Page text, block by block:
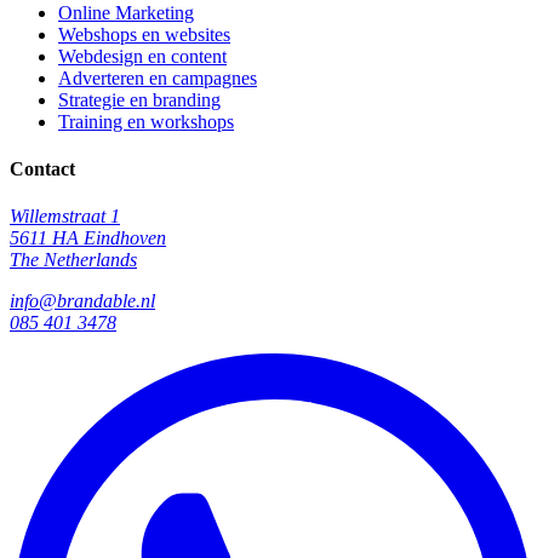
Online Marketing
Webshops en websites
Webdesign en content
Adverteren en campagnes
Strategie en branding
Training en workshops
Contact
Willemstraat 1
5611 HA Eindhoven
The Netherlands
info@brandable.nl
085 401 3478